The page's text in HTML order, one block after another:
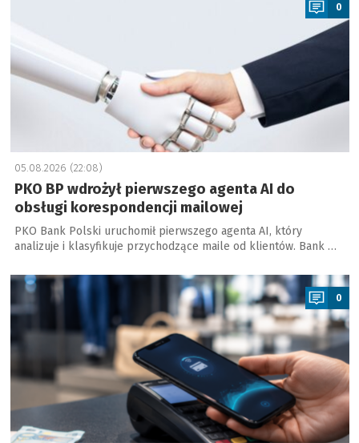
0
05.08.2026 (22:08)
PKO BP wdrożył pierwszego agenta AI do
obsługi korespondencji mailowej
PKO Bank Polski uruchomił pierwszego agenta AI, który
analizuje i klasyfikuje przychodzące maile od klientów. Bank …
a
0